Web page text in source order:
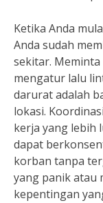
Ketika Anda
Anda sudah
sekitar.
mengatur lalu
darurat adalah
lokasi.
kerja yang lebih
dapat
korban tanpa
yang panik atau
kepentingan